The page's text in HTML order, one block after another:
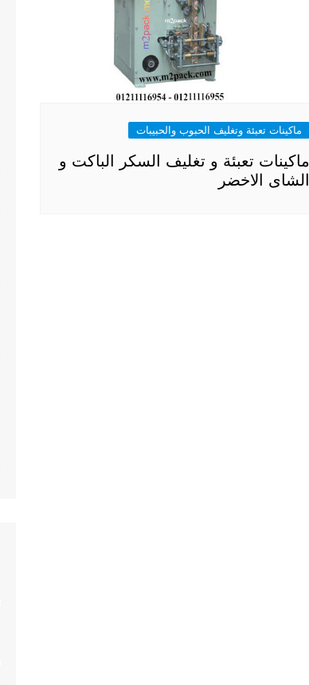
ماكينات تعبئة وتغليف الحبوب والحبيبات
ماكينات تعبئة و تغليف السكر الباكت و
الشاى الاخضر